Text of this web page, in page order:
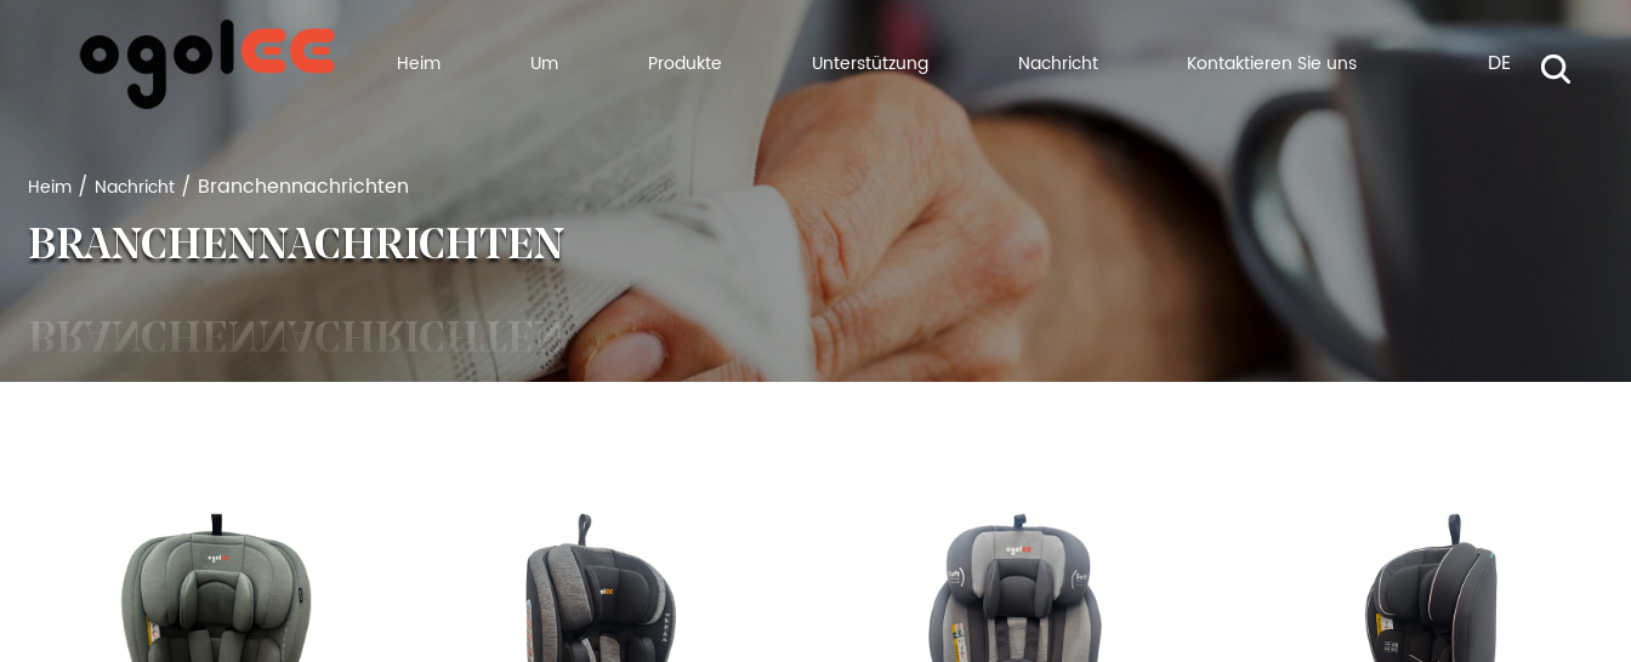
Heim Um Produkte Unterstützung Nachricht Kontaktieren Sie uns DE
Heim / Nachricht / Branchennachrichten
BRANCHENNACHRICHTEN